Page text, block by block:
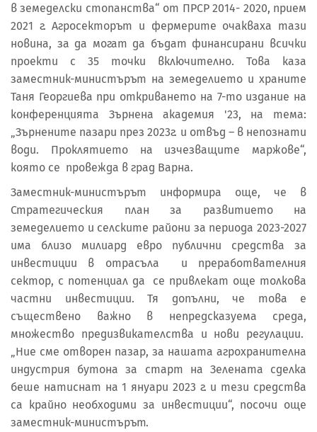
в земеделски стопанства“ от ПРСР 2014- 2020, прием
2021 г. Агросекторът и фермерите очакваха тази
новина, за да могат да бъдат финансирани всички
проекти с 35 точки включително. Това каза
заместник-министърът на земеделието и храните
Таня Георгиева при откриването на 7-то издание на
конференцията Зърнена академия '23, на тема:
„Зърнените пазари през 2023г. и отвъд – в непознати
води. Проклятието на изчезващите маржове“,
която се провежда в град Варна.
Заместник-министърът информира още, че в
Стратегическия план за развитието на
земеделието и селските райони за периода 2023-2027
има близо милиард евро публични средства за
инвестиции в отрасъла и преработвателния
сектор, с потенциал да се привлекат още толкова
частни инвестиции. Тя допълни, че това е
съществено важно в непредсказуема среда,
множество предизвикателства и нови регулации.
„Ние сме отворен пазар, за нашата агрохранителна
индустрия бутона за старт на Зелената сделка
беше натиснат на 1 януари 2023 г. и тези средства
са крайно необходими за инвестиции“, посочи още
заместник-министърът.